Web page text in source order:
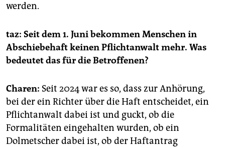
werden.
taz: Seit dem 1. Juni bekommen Menschen in
Abschiebehaft keinen Pflichtanwalt mehr. Was
bedeutet das für die Betroffenen?
Charen: Seit 2024 war es so, dass zur Anhörung,
bei der ein Richter über die Haft entscheidet, ein
Pflichtanwalt dabei ist und guckt, ob die
Formalitäten eingehalten wurden, ob ein
Dolmetscher dabei ist, ob der Haftantrag